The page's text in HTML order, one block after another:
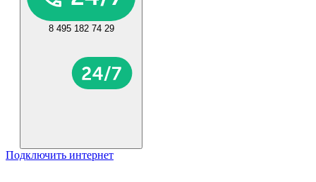
8 495 182 74 29
Подключить интернет